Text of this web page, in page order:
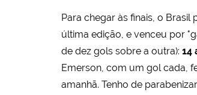
Para chegar às finais, o
última edição, e venceu por
de dez gols sobre a outra): 14
Emerson, com um gol cada,
amanhã. Tenho de